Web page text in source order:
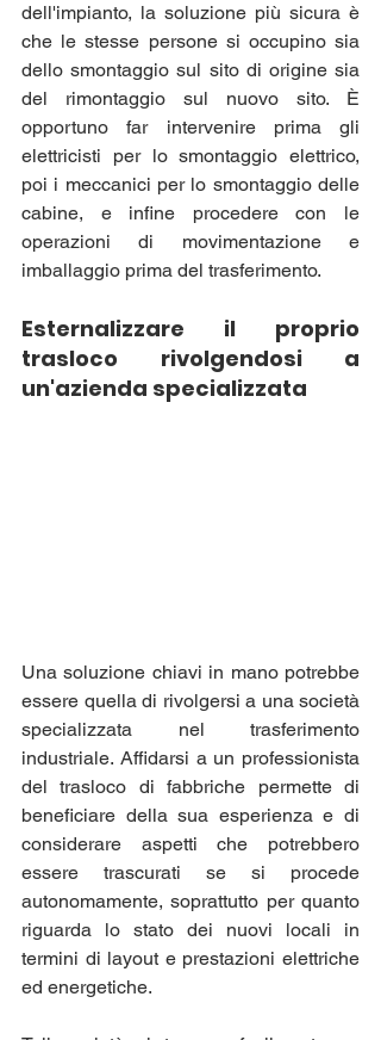
dell'impianto, la soluzione più sicura è
che le stesse persone si occupino sia
dello smontaggio sul sito di origine sia
del rimontaggio sul nuovo sito. È
opportuno far intervenire prima gli
elettricisti per lo smontaggio elettrico,
poi i meccanici per lo smontaggio delle
cabine, e infine procedere con le
operazioni di movimentazione e
imballaggio prima del trasferimento.
Esternalizzare il proprio
trasloco rivolgendosi a
un'azienda specializzata
Una soluzione chiavi in mano potrebbe
essere quella di rivolgersi a una società
specializzata nel trasferimento
industriale. Affidarsi a un professionista
del trasloco di fabbriche permette di
beneficiare della sua esperienza e di
considerare aspetti che potrebbero
essere trascurati se si procede
autonomamente, soprattutto per quanto
riguarda lo stato dei nuovi locali in
termini di layout e prestazioni elettriche
ed energetiche.